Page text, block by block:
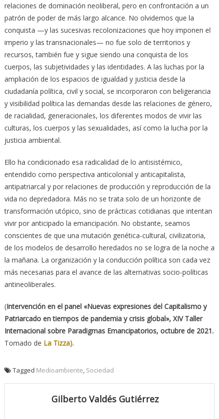
relaciones de dominación neoliberal, pero en confrontación a un
patrón de poder de más largo alcance. No olvidemos que la
conquista —y las sucesivas recolonizaciones que hoy imponen el
imperio y las transnacionales— no fue solo de territorios y
recursos, también fue y sigue siendo una conquista de los
cuerpos, las subjetividades y las identidades. A las luchas por la
ampliación de los espacios de igualdad y justicia desde la
ciudadanía política, civil y social, se incorporaron con beligerancia
y visibilidad política las demandas desde las relaciones de género,
de racialidad, generacionales, los diferentes modos de vivir las
culturas, los cuerpos y las sexualidades, así como la lucha por la
justicia ambiental.
Ello ha condicionado esa radicalidad de lo antisistémico,
entendido como perspectiva anticolonial y anticapitalista,
antipatriarcal y por relaciones de producción y reproducción de la
vida no depredadora. Más no se trata solo de un horizonte de
transformación utópico, sino de prácticas cotidianas que intentan
vivir por anticipado la emancipación. No obstante, seamos
conscientes de que una mutación genética-cultural, civilizatoria,
de los modelos de desarrollo heredados no se logra de la noche a
la mañana. La organización y la conducción política son cada vez
más necesarias para el avance de las alternativas socio-políticas
antineoliberales.
(Intervención en el panel «Nuevas expresiones del Capitalismo y
Patriarcado en tiempos de pandemia y crisis global», XIV Taller
Internacional sobre Paradigmas Emancipatorios, octubre de 2021.
Tomado de La Tizza).
Tagged Medioambiente Sociedad
Gilberto Valdés Gutiérrez